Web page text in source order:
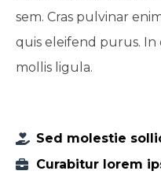
sem. Cras pulvinar
quis eleifend purus. In
mollis ligula.
Sed molestie
Curabitur lorem